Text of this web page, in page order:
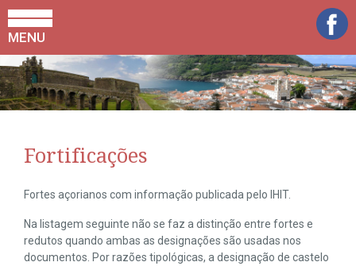
MENU
Fortificações
Fortes açorianos com informação publicada pelo IHIT.
Na listagem seguinte não se faz a distinção entre fortes e
redutos quando ambas as designações são usadas nos
documentos. Por razões tipológicas, a designação de castelo